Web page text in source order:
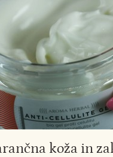
koža in